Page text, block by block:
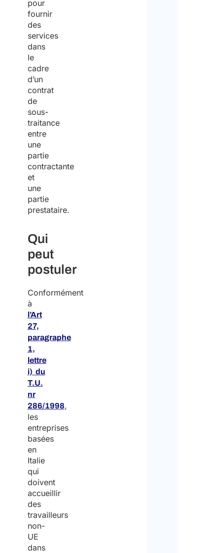
pour
fournir
des
services
dans
le
cadre
d’un
contrat
de
sous-
traitance
entre
une
partie
contractante
et
une
partie
prestataire.
Qui
peut
postuler
Conformément
à
l’Art
27,
paragraphe
1,
lettre
i) du
T.U.
nr
286/1998,
les
entreprises
basées
en
Italie
qui
doivent
accueillir
des
travailleurs
non-
UE
dans